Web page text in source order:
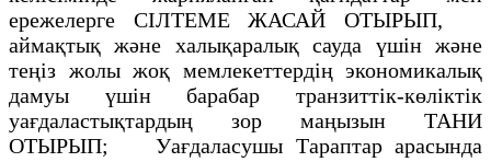
ережелерге СIЛТЕМЕ ЖАСАЙ ОТЫРЫП,
аймақтық және халықаралық сауда үшiн және
теңiз жолы жоқ мемлекеттердiң экономикалық
дамуы үшiн барабар транзиттiк-көлiктiк
уағдаластықтардың зор маңызын ТАНИ
ОТЫРЫП; Уағдаласушы Тараптар арасында